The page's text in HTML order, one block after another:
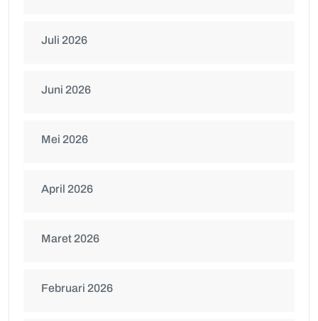
Juli 2026
Juni 2026
Mei 2026
April 2026
Maret 2026
Februari 2026